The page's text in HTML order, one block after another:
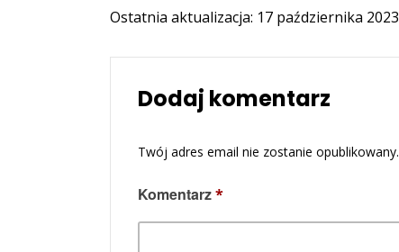
Ostatnia aktualizacja: 17 października 2023
Dodaj komentarz
Twój adres email nie zostanie opublikowany.
Komentarz*